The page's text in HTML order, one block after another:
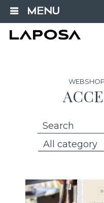
MENU
All category